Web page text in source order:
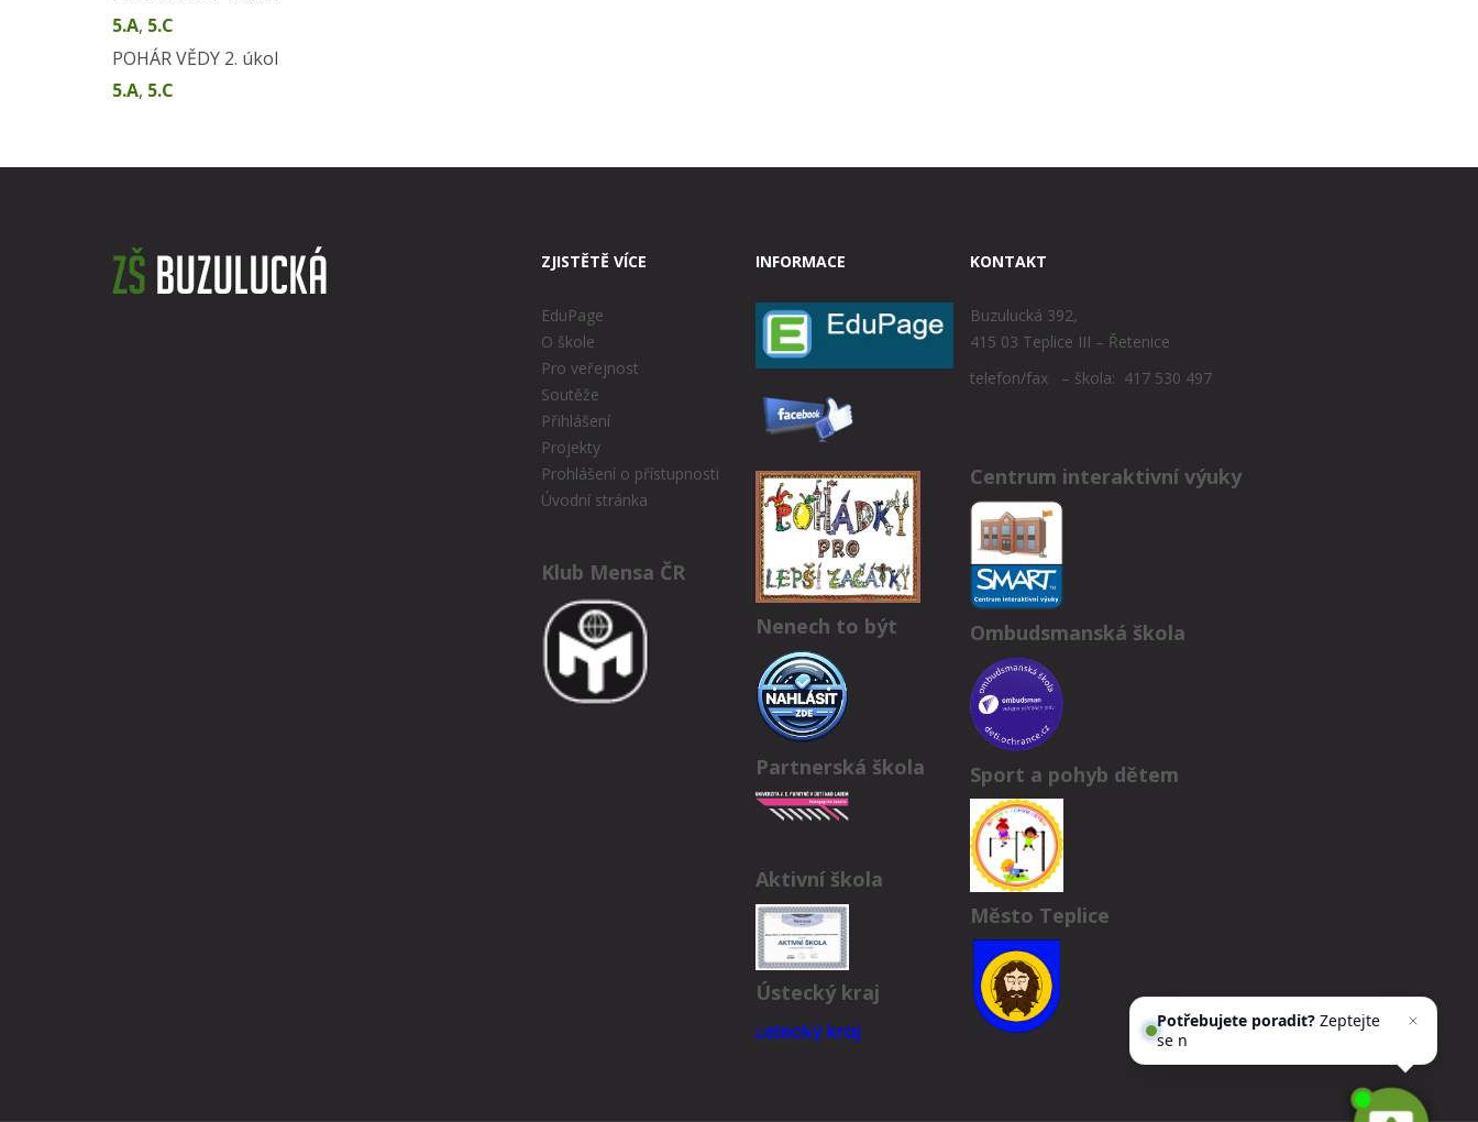
5.A, 5.C
POHÁR VĚDY 2. úkol
5.A, 5.C
ZJISTĚTĚ VÍCE
EduPage
O škole
Pro veřejnost
Soutěže
Přihlášení
Projekty
Prohlášení o přístupnosti
Úvodní stránka
Klub Mensa ČR
INFORMACE
Nenech to být
Partnerská škola
Aktivní škola
Ústecký kraj
KONTAKT
Buzulucká 392,
415 03 Teplice III – Řetenice
telefon/fax – škola: 417 530 497
Centrum interaktivní výuky
Ombudsmanská škola
Sport a pohyb dětem
Město Teplice
Potřebujete poradit?Zeptejte
se našeho asistenta